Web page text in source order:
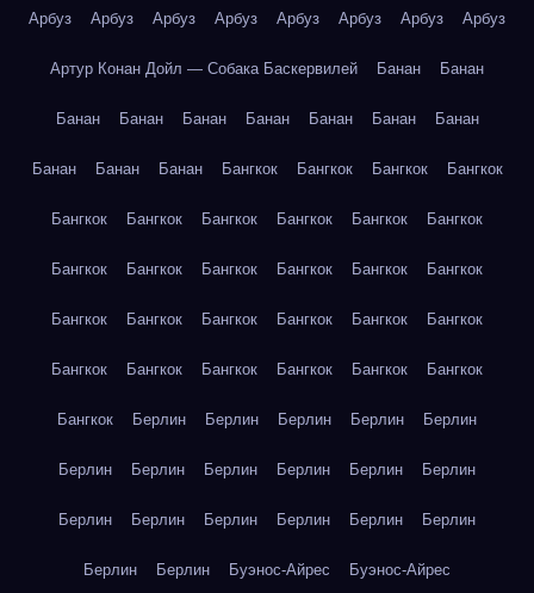
Арбуз Арбуз Арбуз Арбуз Арбуз Арбуз Арбуз Арбуз
Артур Конан Дойл — Собака Баскервилей Банан Банан
Банан Банан Банан Банан Банан Банан Банан
Банан Банан Банан Бангкок Бангкок Бангкок Бангкок
Бангкок Бангкок Бангкок Бангкок Бангкок Бангкок
Бангкок Бангкок Бангкок Бангкок Бангкок Бангкок
Бангкок Бангкок Бангкок Бангкок Бангкок Бангкок
Бангкок Бангкок Бангкок Бангкок Бангкок Бангкок
Бангкок Берлин Берлин Берлин Берлин Берлин
Берлин Берлин Берлин Берлин Берлин Берлин
Берлин Берлин Берлин Берлин Берлин Берлин
Берлин Берлин Буэнос-Айрес Буэнос-Айрес